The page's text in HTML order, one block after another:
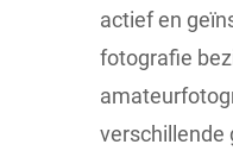
actief en
fotografie
verschillende